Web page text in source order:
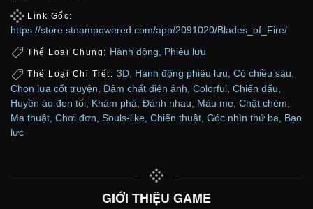
Link Gốc:
https://store.steampowered.com/app/2091020/Blades_of_Fire/
Thể Loại Chung: Hành động Phiêu lưu
Thể Loại Chi Tiết: 3D, Hành động phiêu lưu, Có chiều sâu,
Chọn lựa cốt truyện Đậm chất điện ảnh Colorful Chiến đấu
Huyền ảo đen tối Khám phá Đánh nhau Máu me Chặt chém
Ma thuật Chơi đơn Souls-like Chiến thuật Góc nhìn thứ ba
Bạo
lực
GIỚI THIỆU GAME